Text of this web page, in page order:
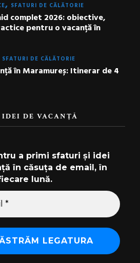
SFATURI DE CĂLĂTORIE
complet 2026: obiective,
pentru o vacanță în
SFATURI DE CĂLĂTORIE
în Maramureș: Itinerar de 4
DE VACANȚĂ
a primi sfaturi și idei
în căsuța de email, în
lună.